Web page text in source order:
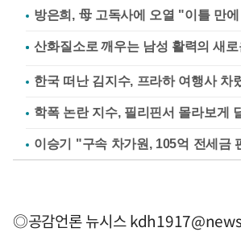
방은희, 母 고독사에 오열 "이틀 만
한국 떠난 김지수, 프라하 여행사 차
학폭 논란 지수, 필리핀서 몰라보게
이승기 "구속 차가원, 105억 전세금
◎공감언론 뉴시스